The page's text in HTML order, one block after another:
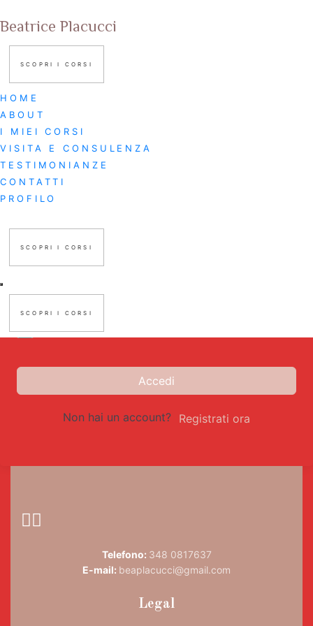
Beatrice Placucci
SCOPRI I CORSI
HOME
ABOUT
I MIEI CORSI
VISITA E CONSULENZA
TESTIMONIANZE
CONTATTI
PROFILO
SCOPRI I CORSI
SCOPRI I CORSI
Ciao, bentornato!
Ricordami
Accedi
Non hai un account? Registrati ora
Telefono: 348 0817637
E-mail: beaplacucci@gmail.com
Legal